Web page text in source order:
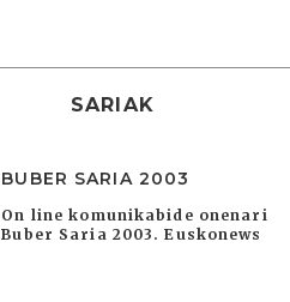
SARIAK
BUBER SARIA 2003
On line komunikabide onenari
Buber Saria 2003. Euskonews